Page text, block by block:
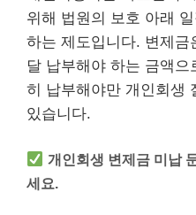
위해 법원의 보호 아래
하는 제도입니다. 변제금
달 납부해야 하는 금액
히 납부해야만 개인회생
있습니다.
개인회생 변제금 미납
세요.